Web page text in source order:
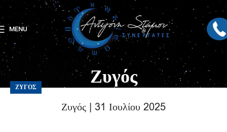
MENU
Ζυγός
ΖΥΓΌΣ
Ζυγός | 31 Ιουλίου 2025